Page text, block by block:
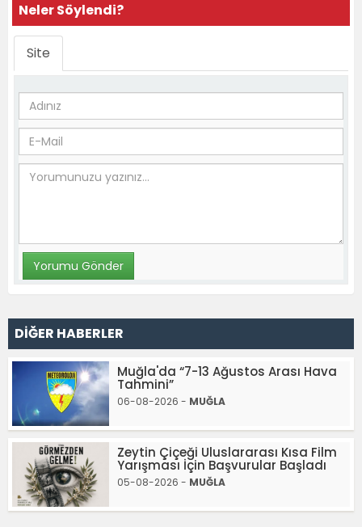
Neler Söylendi?
Site
DİĞER HABERLER
Muğla'da “7-13 Ağustos Arası Hava
Tahmini”
06-08-2026 - MUĞLA
Zeytin Çiçeği Uluslararası Kısa Film
Yarışması İçin Başvurular Başladı
05-08-2026 - MUĞLA